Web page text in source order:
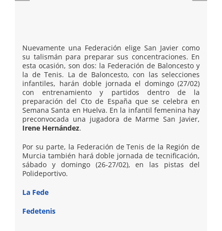
Nuevamente una Federación elige San Javier como
su talismán para preparar sus concentraciones. En
esta ocasión, son dos: la Federación de Baloncesto y
la de Tenis. La de Baloncesto, con las selecciones
infantiles, harán doble jornada el domingo (27/02)
con entrenamiento y partidos dentro de la
preparación del Cto de España que se celebra en
Semana Santa en Huelva. En la infantil femenina hay
preconvocada una jugadora de Marme San Javier,
Irene Hernández.
Por su parte, la Federación de Tenis de la Región de
Murcia también hará doble jornada de tecnificación,
sábado y domingo (26-27/02), en las pistas del
Polideportivo.
La Fede
Fedetenis